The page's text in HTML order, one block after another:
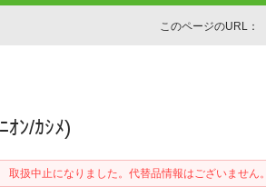
このページのURL：
ｵﾝ/ｶｼﾒ)
取扱中止になりました。代替品情報はございません。